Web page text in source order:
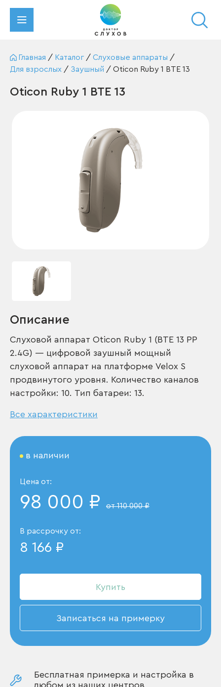
Главная / Каталог / Слуховые аппараты /
Для взрослых / Заушный / Oticon Ruby 1 BTE 13
Oticon Ruby 1 BTE 13
Описание
Слуховой аппарат Oticon Ruby 1 (BTE 13 PP
2.4G) — цифровой заушный мощный
слуховой аппарат на платформе Velox S
продвинутого уровня. Количество каналов
настройки: 10. Тип батареи: 13.
Все характеристики
в наличии
Цена от:
98 000 ₽ от 110 000 ₽
В рассрочку от:
8 166 ₽
Купить
Записаться на примерку
Бесплатная примерка и настройка в
любом из наших центров